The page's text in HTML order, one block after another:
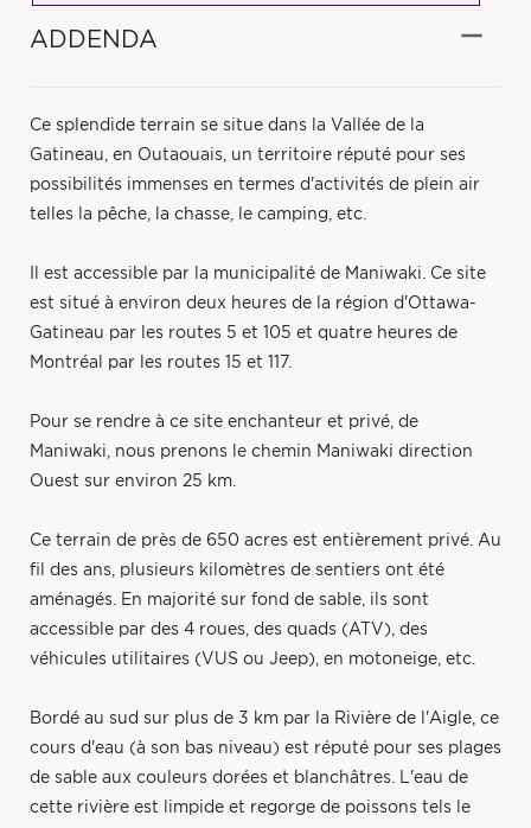
ADDENDA
Ce splendide terrain se situe dans la Vallée de la
Gatineau, en Outaouais, un territoire réputé pour ses
possibilités immenses en termes d'activités de plein air
telles la pêche, la chasse, le camping, etc.
Il est accessible par la municipalité de Maniwaki. Ce site
est situé à environ deux heures de la région d'Ottawa-
Gatineau par les routes 5 et 105 et quatre heures de
Montréal par les routes 15 et 117.
Pour se rendre à ce site enchanteur et privé, de
Maniwaki, nous prenons le chemin Maniwaki direction
Ouest sur environ 25 km.
Ce terrain de près de 650 acres est entièrement privé. Au
fil des ans, plusieurs kilomètres de sentiers ont été
aménagés. En majorité sur fond de sable, ils sont
accessible par des 4 roues, des quads (ATV), des
véhicules utilitaires (VUS ou Jeep), en motoneige, etc.
Bordé au sud sur plus de 3 km par la Rivière de l'Aigle, ce
cours d'eau (à son bas niveau) est réputé pour ses plages
de sable aux couleurs dorées et blanchâtres. L'eau de
cette rivière est limpide et regorge de poissons tels le